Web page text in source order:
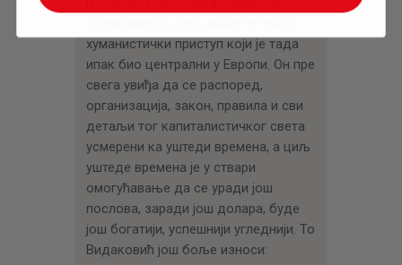
хуманистички приступ који је тада
ипак био централни у Европи. Он пре
свега увиђа да се распоред,
организација, закон, правила и сви
детаљи тог капиталистичког света
усмерени ка уштеди времена, а циљ
уштеде времена је у ствари
омогућавање да се уради још
послова, заради још долара, буде
још богатији, успешнији угледнији. То
Видаковић још боље износи: